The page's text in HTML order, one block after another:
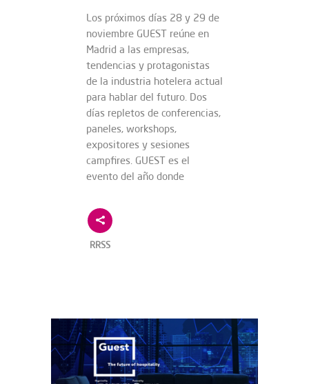
Los próximos días 28 y 29 de
noviembre GUEST reúne en
Madrid a las empresas,
tendencias y protagonistas
de la industria hotelera actual
para hablar del futuro. Dos
días repletos de conferencias,
paneles, workshops,
expositores y sesiones
campfires. GUEST es el
evento del año donde
RRSS